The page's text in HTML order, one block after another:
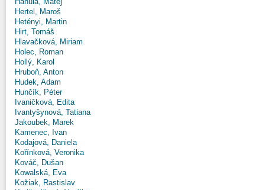
Hertel, Maroš
Hetényi, Martin
Hirt, Tomáš
Hlavačková, Miriam
Holec, Roman
Hollý, Karol
Hruboň, Anton
Hudek, Adam
Hunčík, Péter
Ivaničková, Edita
Ivantyšynová, Tatiana
Jakoubek, Marek
Kamenec, Ivan
Kodajová, Daniela
Kořínková, Veronika
Kováč, Dušan
Kowalská, Eva
Kožiak, Rastislav